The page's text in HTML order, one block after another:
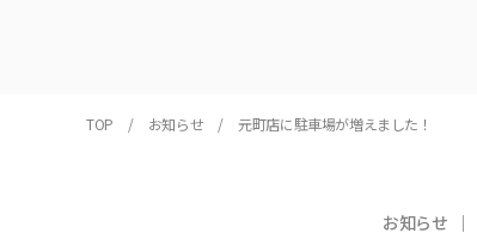
TOP お知らせ 元町店に駐車場が増えました！
お知らせ